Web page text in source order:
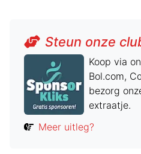
Steun onze
Koop via
Bol.com,
bezorg
extraatje.
Meer uitleg?